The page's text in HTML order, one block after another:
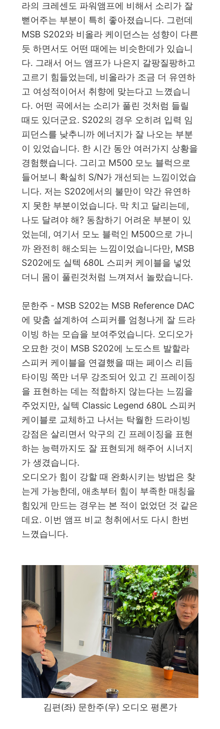
라의 크레센도 파워앰프에 비해서 소리가 잘
뻗어주는 부분이 특히 좋아졌습니다. 그런데
MSB S202와 비올라 케이던스는 성향이 다른
듯 하면서도 어떤 때에는 비슷한데가 있습니
다. 그래서 어느 앰프가 나은지 갈팡질팡하고
고르기 힘들었는데, 비올라가 조금 더 유연하
고 여성적이어서 취향에 맞는다고 느꼈습니
다. 어떤 곡에서는 소리가 풀린 것처럼 들릴
때도 있더군요. S202의 경우 오히려 입력 임
피던스를 낮추니까 에너지가 잘 나오는 부분
이 있었습니다. 한 시간 동안 여러가지 상황을
경험했습니다. 그리고 M500 모노 블럭으로
들어보니 확실히 S/N가 개선되는 느낌이었습
니다. 저는 S202에서의 불만이 약간 유연하
지 못한 부분이었습니다. 막 치고 달리는데,
나도 달려야 해? 동참하기 어려운 부분이 있
었는데, 여기서 모노 블럭인 M500으로 가니
까 완전히 해소되는 느낌이었습니다만, MSB
S202에도 실텍 680L 스피커 케이블을 넣었
더니 몸이 풀린것처럼 느껴져서 놀랐습니다.
문한주 - MSB S202는 MSB Reference DAC
에 맞춤 설계하여 스피커를 엄청나게 잘 드라
이빙 하는 모습을 보여주었습니다. 오디오가
오묘한 것이 MSB S202에 노도스트 발할라
스피커 케이블을 연결했을 때는 페이스 리듬
타이밍 쪽만 너무 강조되어 있고 긴 프레이징
을 표현하는 데는 적합하지 않는다는 느낌을
주었지만, 실텍 Classic Legend 680L 스피커
케이블로 교체하고 나서는 탁월한 드라이빙
강점은 살리면서 악구의 긴 프레이징을 표현
하는 능력까지도 잘 표현되게 해주어 시너지
가 생겼습니다.
오디오가 힘이 강할 때 완화시키는 방법은 찾
는게 가능한데, 애초부터 힘이 부족한 매칭을
힘있게 만드는 경우는 본 적이 없었던 것 같은
데요. 이번 앰프 비교 청취에서도 다시 한번
느꼈습니다.
김편(좌) 문한주(우) 오디오 평론가